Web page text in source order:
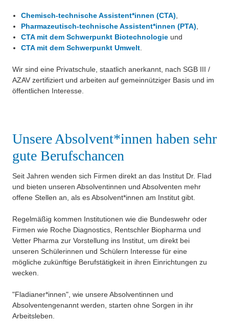
Chemisch-technische Assistent*innen (CTA)
Pharmazeutisch-technische Assistent*innen (PTA)
CTA mit dem Schwerpunkt Biotechnologieund
CTA mit dem Schwerpunkt Umwelt.
Wir sind eine Privatschule, staatlich anerkannt, nach SGB III /
AZAV zertifiziert und arbeiten auf gemeinnütziger Basis und im
öffentlichen Interesse.
Unsere Absolvent*innen haben sehr
gute Berufschancen
Seit Jahren wenden sich Firmen direkt an das Institut Dr. Flad
und bieten unseren Absolventinnen und Absolventen mehr
offene Stellen an, als es Absolvent*innen am Institut gibt.
Regelmäßig kommen Institutionen wie die Bundeswehr oder
Firmen wie Roche Diagnostics, Rentschler Biopharma und
Vetter Pharma zur Vorstellung ins Institut, um direkt bei
unseren Schülerinnen und Schülern Interesse für eine
mögliche zukünftige Berufstätigkeit in ihren Einrichtungen zu
wecken.
"Fladianer*innen", wie unsere Absolventinnen und
Absolventengenannt werden, starten ohne Sorgen in ihr
Arbeitsleben.